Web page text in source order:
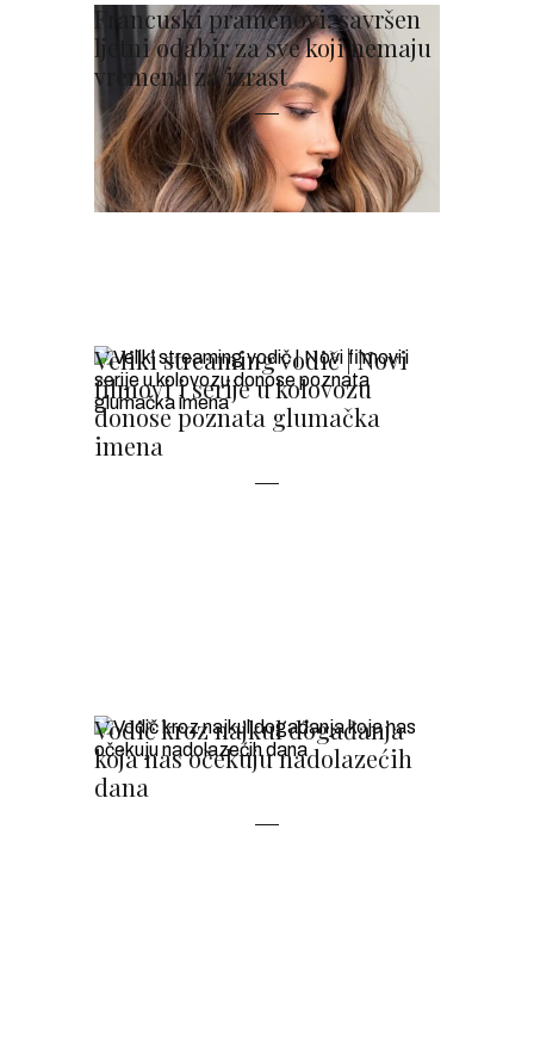
Francuski pramenovi: savršen
ljetni odabir za sve koji nemaju
vremena za izrast
Veliki streaming vodič | Novi
filmovi i serije u kolovozu
donose poznata glumačka
imena
Vodič kroz najkul događanja
koja nas očekuju nadolazećih
dana